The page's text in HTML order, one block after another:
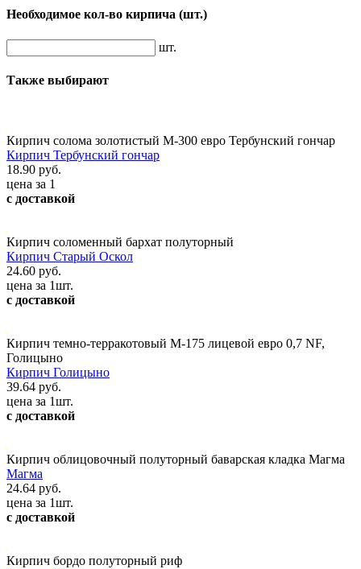
Необходимое кол-во кирпича (шт.)
шт.
Также выбирают
Кирпич солома золотистый М-300 евро Тербунский гончар
Кирпич Тербунский гончар
18.90 руб.
цена за 1
с доставкой
Кирпич соломенный бархат полуторный
Кирпич Старый Оскол
24.60 руб.
цена за 1шт.
с доставкой
Кирпич темно-терракотовый М-175 лицевой евро 0,7 NF,
Голицыно
Кирпич Голицыно
39.64 руб.
цена за 1шт.
с доставкой
Кирпич облицовочный полуторный баварская кладка Магма
Магма
24.64 руб.
цена за 1шт.
с доставкой
Кирпич бордо полуторный риф